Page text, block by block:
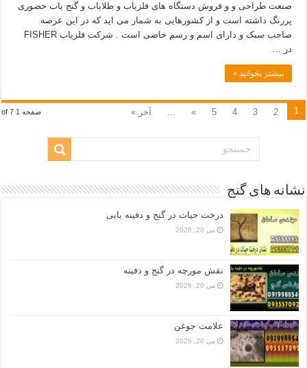
صنعت طراحی و و فروش دستگاه های فلزیاب و طلایاب و گنج یاب حضوری
پررنگ داشته است و از کشورهایی به شمار می اید که در این عرصه
صاحب سبک و دارای اسم و رسم خاصی است . شرکت فلزیاب FISHER
در …
بیشتر بخوانید »
صفحه 1 of 7 1
2
3
4
5
» آخر »
نشانه های گنج
درخت حیات در گنج و دفینه یابی
می 20, 2026
نقش مورچه در گنج و دفینه
می 20, 2026
علامت جوغن
می 20, 2026